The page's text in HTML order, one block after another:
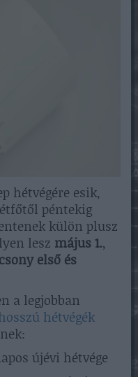
hétvégére esik,
péntekig
külön plusz
lesz május 1.,
első és
a legjobban
hétvégék
újévi hétvége